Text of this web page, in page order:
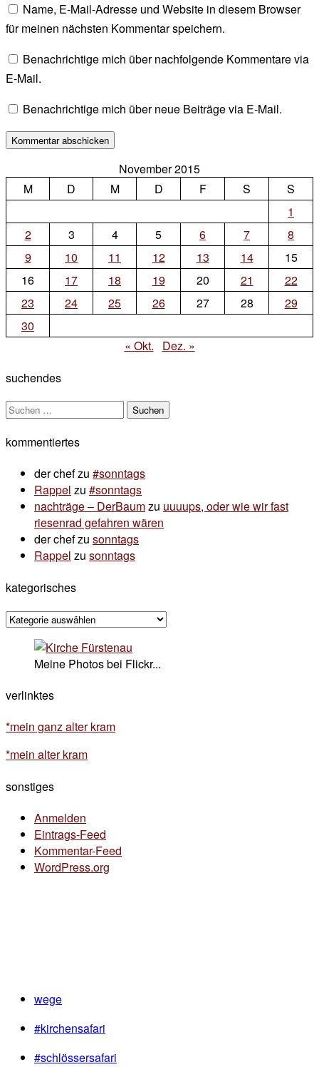
Name, E-Mail-Adresse und Website in diesem Browser
für meinen nächsten Kommentar speichern.
Benachrichtige mich über nachfolgende Kommentare via
E-Mail.
Benachrichtige mich über neue Beiträge via E-Mail.
November 2015
M
D M D F S
S
1
2
3 4 5 6 7
8
9
10 11 12 13 14
15
16
17 18 19 20 21
22
23
24 25 26 27 28
29
30
« Okt.
Dez. »
suchendes
Suchen
kommentiertes
der chefzu #sonntags
Rappel zu #sonntags
nachträge – DerBaumzu uuuups, oder wie wir fast
riesenrad gefahren wären
der chefzu sonntags
Rappel zu sonntags
kategorisches
kategorisches
Meine Photos bei Flickr...
verlinktes
*mein ganz alter kram
*mein alter kram
sonstiges
Anmelden
Eintrags-Feed
Kommentar-Feed
WordPress.org
wege
#kirchensafari
#schlössersafari